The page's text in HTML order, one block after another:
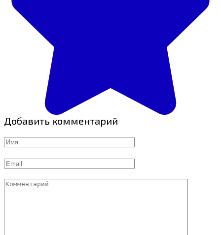
Добавить комментарий
Имя
Email
Комментарий